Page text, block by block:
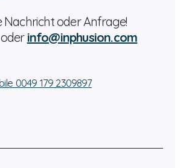
Nachricht oder Anfrage!
info@inphusion.com
0049 179 2309897